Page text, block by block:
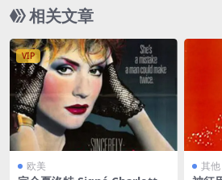
相关文章
VIP
欧美 其他